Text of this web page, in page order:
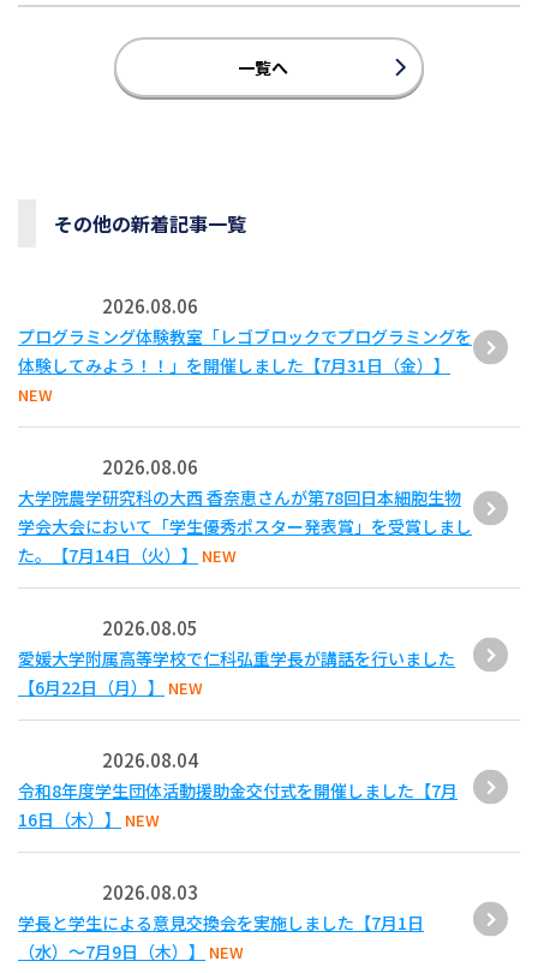
一覧へ
その他の新着記事一覧
2026.08.06
プログラミング体験教室「レゴブロックでプログラミングを
体験してみよう！！」を開催しました【7月31日（金）】
NEW
2026.08.06
大学院農学研究科の大西 香奈恵さんが第78回日本細胞生物
学会大会において「学生優秀ポスター発表賞」を受賞しまし
た。【7月14日（火）】
NEW
2026.08.05
愛媛大学附属高等学校で仁科弘重学長が講話を行いました
【6月22日（月）】
NEW
2026.08.04
令和8年度学生団体活動援助金交付式を開催しました【7月
16日（木）】
NEW
2026.08.03
学長と学生による意見交換会を実施しました【7月1日
（水）～7月9日（木）】
NEW